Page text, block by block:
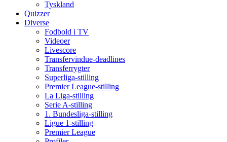
Tyskland
Quizzer
Diverse
Fodbold i TV
Videoer
Livescore
Transfervindue-deadlines
Transferrygter
Superliga-stilling
Premier League-stilling
La Liga-stilling
Serie A-stilling
1. Bundesliga-stilling
Ligue 1-stilling
Premier League